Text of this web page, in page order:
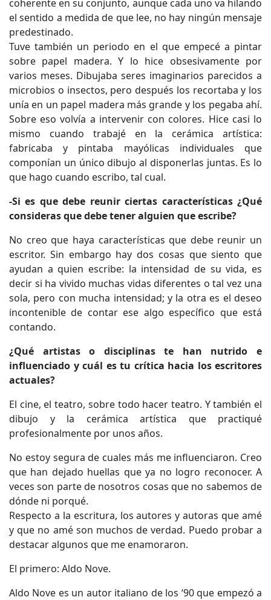
coherente en su conjunto, aunque cada uno va hilando
el sentido a medida de que lee, no hay ningún mensaje
predestinado.
Tuve también un periodo en el que empecé a pintar
sobre papel madera. Y lo hice obsesivamente por
varios meses. Dibujaba seres imaginarios parecidos a
microbios o insectos, pero después los recortaba y los
unía en un papel madera más grande y los pegaba ahí.
Sobre eso volvía a intervenir con colores. Hice casi lo
mismo cuando trabajé en la cerámica artística:
fabricaba y pintaba mayólicas individuales que
componían un único dibujo al disponerlas juntas. Es lo
que hago cuando escribo, tal cual.
-Si es que debe reunir ciertas características ¿Qué
consideras que debe tener alguien que escribe?
No creo que haya características que debe reunir un
escritor. Sin embargo hay dos cosas que siento que
ayudan a quien escribe: la intensidad de su vida, es
decir si ha vivido muchas vidas diferentes o tal vez una
sola, pero con mucha intensidad; y la otra es el deseo
incontenible de contar ese algo específico que está
contando.
¿Qué artistas o disciplinas te han nutrido e
influenciado y cuál es tu crítica hacia los escritores
actuales?
El cine, el teatro, sobre todo hacer teatro. Y también el
dibujo y la cerámica artística que practiqué
profesionalmente por unos años.
No estoy segura de cuales más me influenciaron. Creo
que han dejado huellas que ya no logro reconocer. A
veces son parte de nosotros cosas que no sabemos de
dónde ni porqué.
Respecto a la escritura, los autores y autoras que amé
y que no amé son muchos de verdad. Puedo probar a
destacar algunos que me enamoraron.
El primero: Aldo Nove.
Aldo Nove es un autor italiano de los ‘90 que empezó a